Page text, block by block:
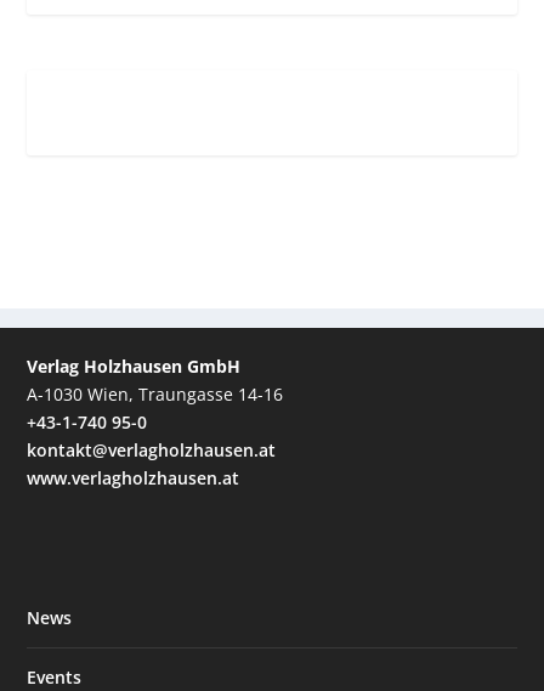
Verlag Holzhausen GmbH
A-1030 Wien, Traungasse 14-16
+43-1-740 95-0
kontakt@verlagholzhausen.at
www.verlagholzhausen.at
News
Events